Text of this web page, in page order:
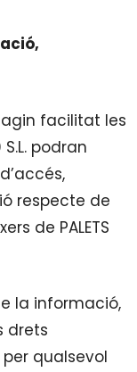
facilitat les
S.L. podran
respecte de
de PALETS
la informació,
drets
qualsevol